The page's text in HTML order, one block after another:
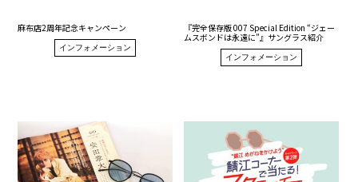
麻布店2周年記念キャンペーン
インフォメーション
『完全保存版 007 Special Edition “ジェー
ムスボンドは永遠に”』サングラス紹介
インフォメーション